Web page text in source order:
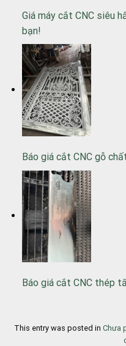
Giá máy cắt CNC siêu
bạn!
Báo giá cắt CNC gỗ
Báo giá cắt CNC thép
This entry was posted in Chưa